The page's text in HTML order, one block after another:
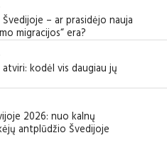
– ar prasidėjo nauja
migracijos“ era?
kodėl vis daugiau jų
2026: nuo kalnų
antplūdžio Švedijoje